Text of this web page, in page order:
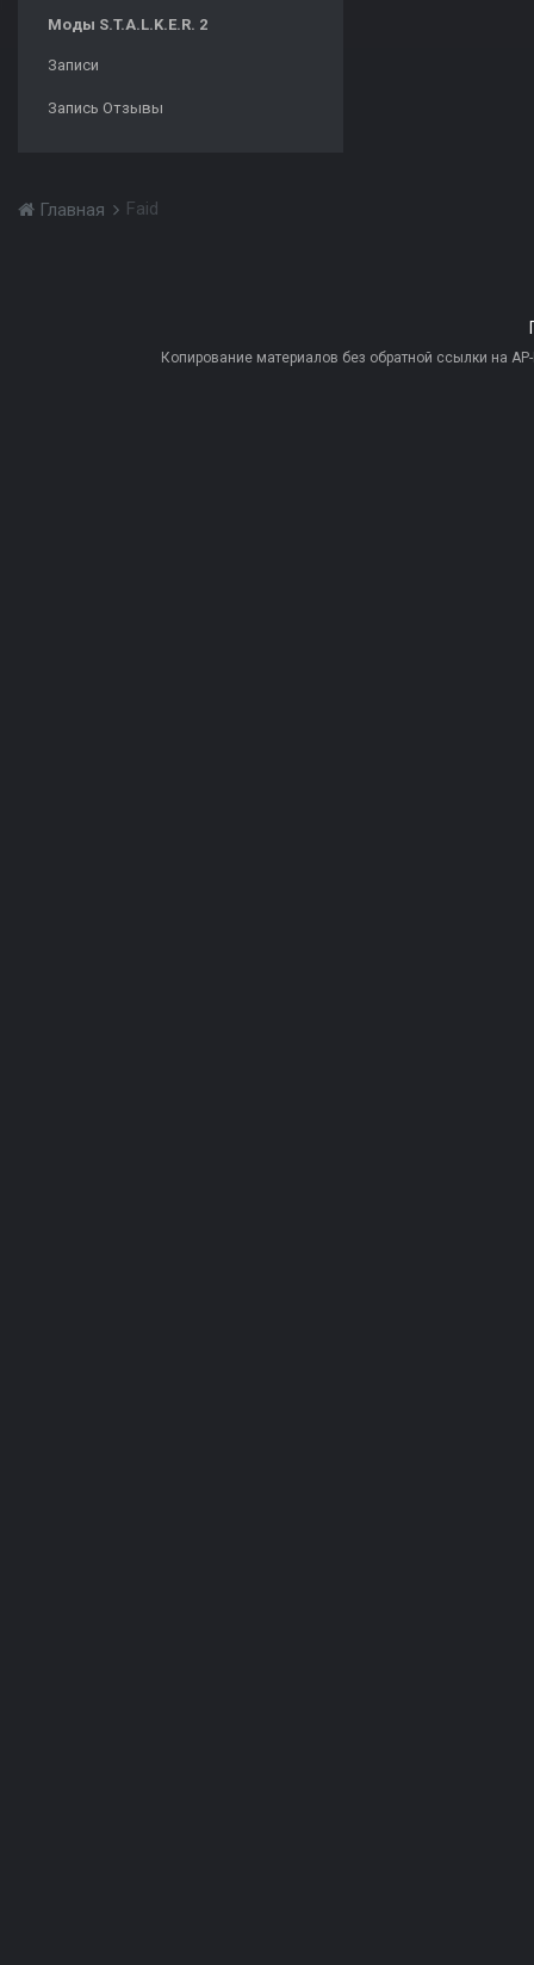
Моды S.T.A.L.K.E.R. 2
Записи
Запись Отзывы
Главная Faid
Копирование материалов без обратной ссылки на